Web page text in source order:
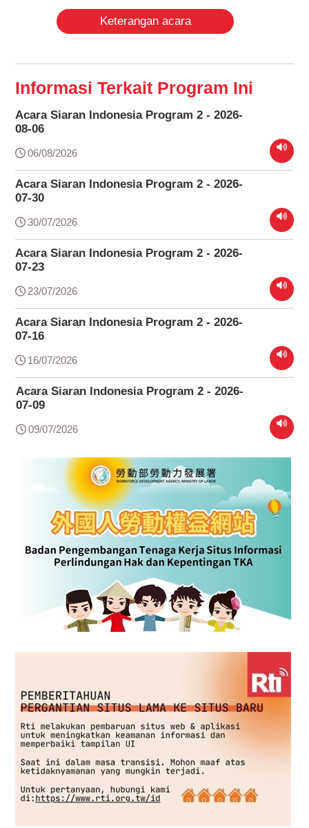
Keterangan acara
Informasi Terkait Program Ini
Acara Siaran Indonesia Program 2 - 2026-
08-06
06/08/2026
Acara Siaran Indonesia Program 2 - 2026-
07-30
30/07/2026
Acara Siaran Indonesia Program 2 - 2026-
07-23
23/07/2026
Acara Siaran Indonesia Program 2 - 2026-
07-16
16/07/2026
Acara Siaran Indonesia Program 2 - 2026-
07-09
09/07/2026